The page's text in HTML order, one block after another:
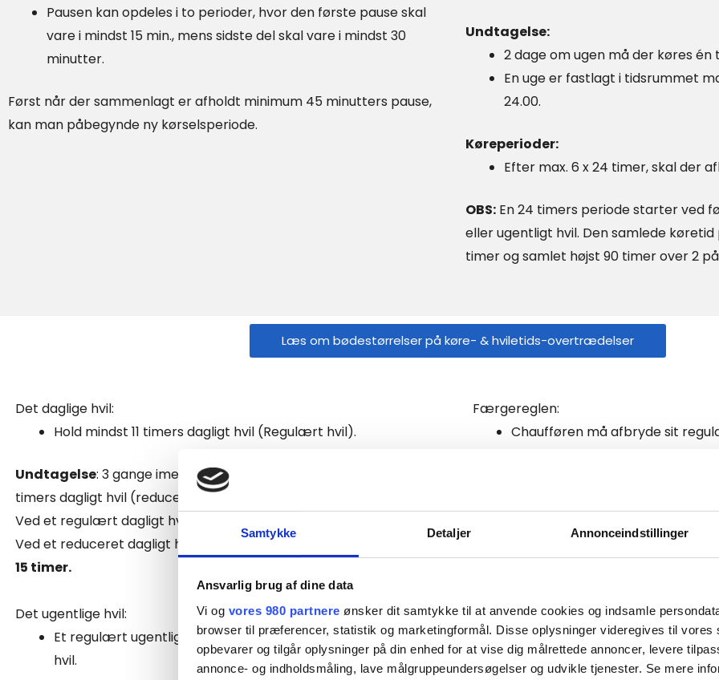
Samtykke Detaljer Annonceindstillinger
Ansvarlig brug af dine data
Vi og vores 980 partnere ønsker dit samtykke til at anvende cookies og indsamle
browser til præferencer, statistik og marketingformål. Disse oplysninger videregives til vores
opbevarer og tilgår oplysninger på din enhed for at vise dig målrettede annoncer, levere
annonce- og indholdsmåling, lave målgruppeundersøgelser og udvikle tjenester. Se mere
Pausen kan opdeles i to perioder, hvor den første pause skal
vare i mindst 15 min., mens sidste del skal vare i mindst 30
minutter.
Først når der sammenlagt er afholdt minimum 45 minutters pause,
kan man påbegynde ny kørselsperiode.
Undtagelse:
2 dage om ugen må der køres én
En uge er fastlagt i tidsrummet
24.00.
Køreperioder:
Efter max. 6 x 24 timer, skal der
OBS: En 24 timers periode starter ved
eller ugentligt hvil. Den samlede
timer og samlet højst 90 timer over 2
Læs om bødestørrelser på køre- & hviletids-overtrædelser
Det daglige hvil:
Hold mindst 11 timers dagligt hvil (Regulært hvil).
Undtagelse: 3 gange imellem to ugehvil, kan man nøjes med 9
timers dagligt hvil (reduceret hvil).
Ved et regulært dagligt hvil, vil din rådighedstid være på
Ved et reduceret dagligt hvil (9 timer), vil din rådighedstid vil være
15 timer.
Det ugentlige hvil:
Et regulært ugentligt hvil er på 45 timers sammenhængende
hvil.
Færgereglen:
Chaufføren må afbryde sit
De to afbrydelser må til
daglige køretid på 9 eller 10 timer.
To-mands-betjening:
Ved 2 mands betjening gælder
Ved to-mands-kørsel har